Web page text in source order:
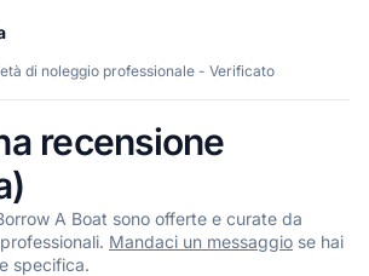
di noleggio professionale - Verificato
recensione
A Boat sono offerte e curate da
Mandaci un messaggio se hai
specifica.